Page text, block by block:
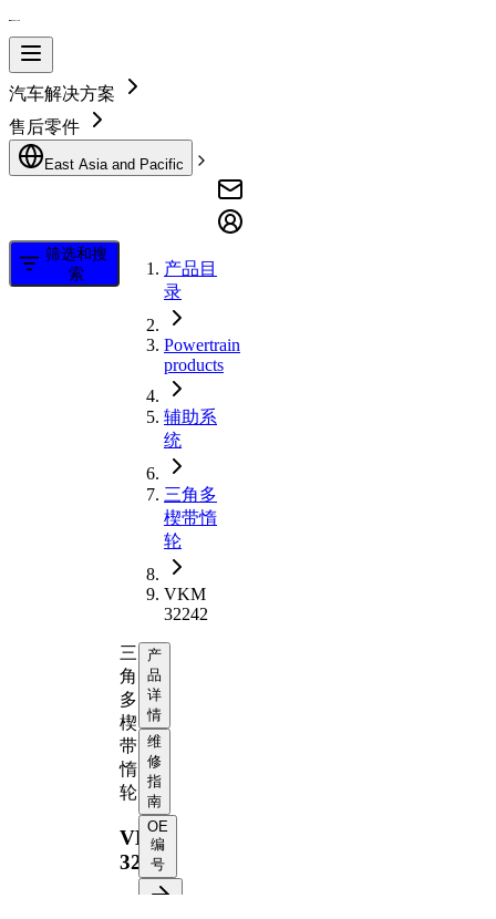
汽车解决方案
售后零件
East Asia and Pacific
筛选和搜
索
产品目
录
Powertrain
products
辅助系
统
三角多
楔带惰
轮
VKM
32242
三
角
多
楔
带
惰
轮
VKM
32242
产
品
详
情
维
修
指
南
OE
编
号